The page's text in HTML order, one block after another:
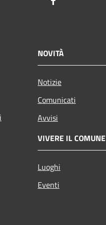
NOVITÀ
Notizie
Comunicati
Avvisi
VIVERE IL COMUNE
Luoghi
Eventi